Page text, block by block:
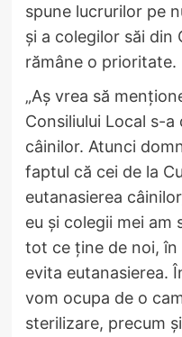
spune lucrurilor pe
și a colegilor săi din
rămâne o prioritate.
„Aș vrea să
Consiliului Local s-
câinilor. Atunci
faptul că cei de la
eutanasierea
eu și colegii mei am
tot ce ține de noi, în
evita eutanasierea.
vom ocupa de o
sterilizare, precum